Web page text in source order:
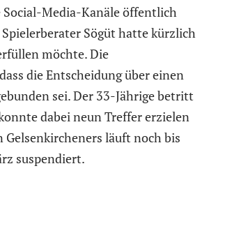
Media-Kanäle öffentlich
Sögüt hatte kürzlich
möchte. Die
die Entscheidung über einen
sei. Der 33-Jährige betritt
dabei neun Treffer erzielen
läuft noch bis
suspendiert.